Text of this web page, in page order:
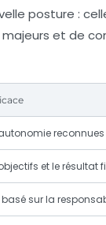
posture :
et de
reconnues
et le résultat
sur la